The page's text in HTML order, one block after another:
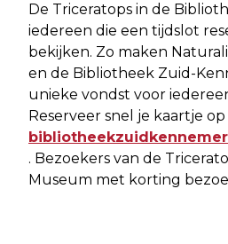
De Triceratops in de
iedereen die een tijdslot
bekijken. Zo maken
en de Bibliotheek Zuid-
unieke vondst voor
Reserveer snel je kaartje op
. Bezoekers van de
Museum met korting